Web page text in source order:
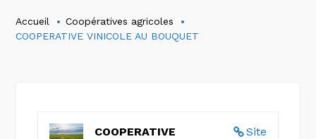
Accueil
Coopératives agricoles
COOPERATIVE VINICOLE AU BOUQUET
Site
COOPERATIVE